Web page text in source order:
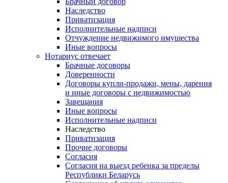
Наследство
Приватизация
Исполнительные надписи
Отчуждение недвижимого имущества
Иные вопросы
Нотариус отвечает
Брачные договоры
Доверенности
Договоры купли-продажи, мены, дарения
и иные договоры с недвижимостью
Завещания
Иные вопросы
Исполнительные надписи
Наследство
Приватизация
Прочие договоры
Согласия
Согласия на выезд ребенка за пределы
Республики Беларусь